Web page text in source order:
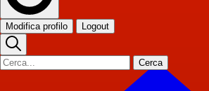
Modifica profilo Logout
Cerca